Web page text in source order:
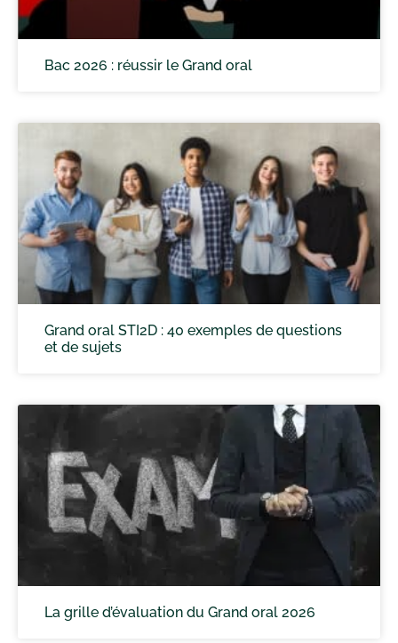
Bac 2026 : réussir le Grand oral
Grand oral STI2D : 40 exemples de questions
et de sujets
La grille d’évaluation du Grand oral 2026